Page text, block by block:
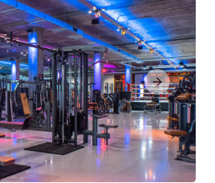
Next slide